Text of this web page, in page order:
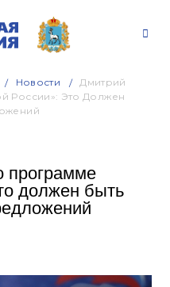
Новости
Дмитрий
России»: Это Должен
программе
должен быть